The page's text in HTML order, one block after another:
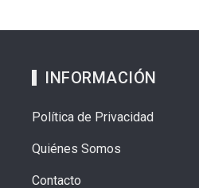
INFORMACIÓN
Política de Privacidad
Quiénes Somos
Contacto